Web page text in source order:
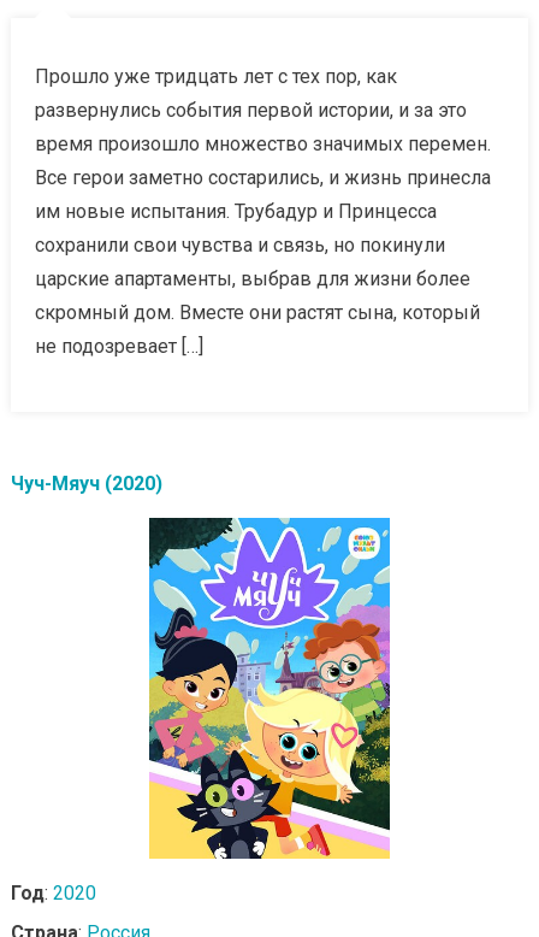
Прошло уже тридцать лет с тех пор, как
развернулись события первой истории, и за это
время произошло множество значимых перемен.
Все герои заметно состарились, и жизнь принесла
им новые испытания. Трубадур и Принцесса
сохранили свои чувства и связь, но покинули
царские апартаменты, выбрав для жизни более
скромный дом. Вместе они растят сына, который
не подозревает […]
Чуч-Мяуч (2020)
Год: 2020
Страна: Россия